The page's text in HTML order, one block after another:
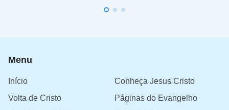
Menu
Início
Conheça Jesus Cristo
Volta de Cristo
Páginas do Evangelho